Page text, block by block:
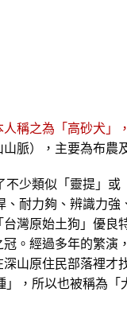
稱之為「高砂犬」
脈），主要為布農
少類似「靈提」
耐力夠、辨識力
灣原始土狗」優
。經過多年的繁
山原住民部落裡
，所以也被稱為